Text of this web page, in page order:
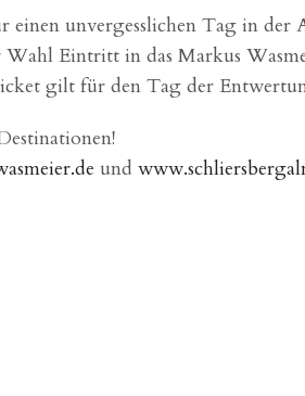
unvergesslichen Tag in der
Eintritt in das Markus
gilt für den Tag der
und